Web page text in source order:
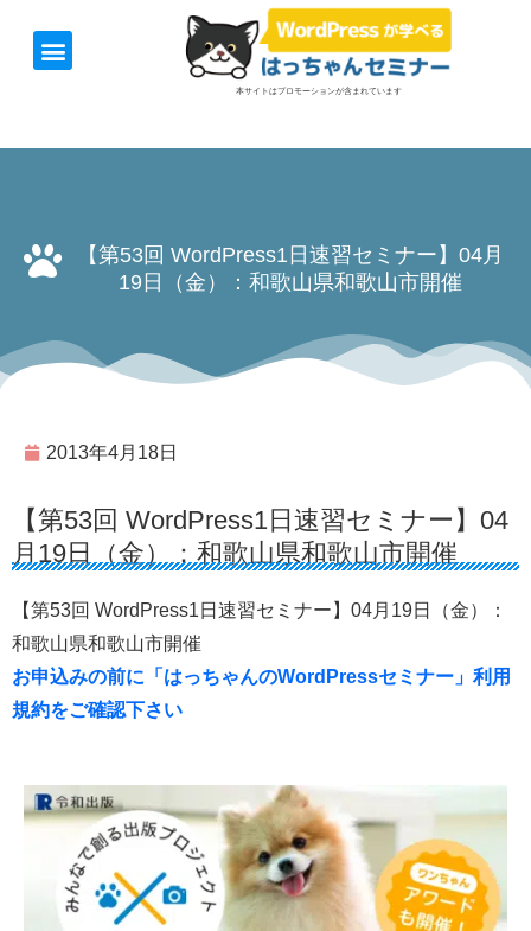
本サイトはプロモーションが含まれています
【第53回 WordPress1日速習セミナー】04月
19日（金）：和歌山県和歌山市開催
2013年4月18日
【第53回 WordPress1日速習セミナー】04
月19日（金）：和歌山県和歌山市開催
【第53回 WordPress1日速習セミナー】04月19日（金）：
和歌山県和歌山市開催
お申込みの前に「はっちゃんのWordPressセミナー」利用
規約をご確認下さい